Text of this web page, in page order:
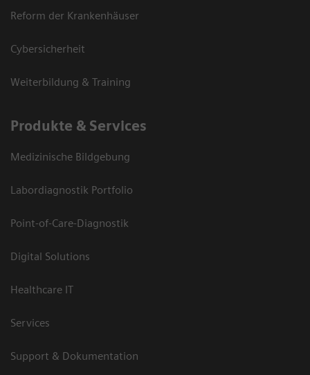
Reform der Krankenhäuser
Cybersicherheit
Weiterbildung & Training
Produkte & Services
Medizinische Bildgebung
Labordiagnostik Portfolio
Point-of-Care-Diagnostik
Digital Solutions
Healthcare IT
Services
Support & Dokumentation